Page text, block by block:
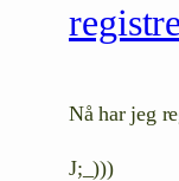
Nå har jeg
J;_)))